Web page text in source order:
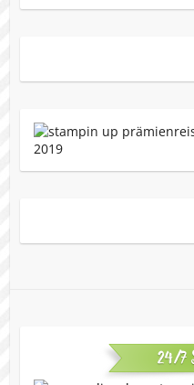
24/7